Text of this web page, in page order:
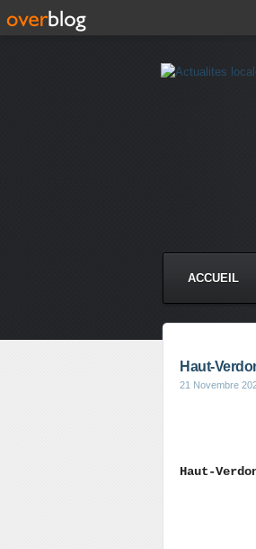
ACCUEIL
Haut-
21 Novembre
Haut-